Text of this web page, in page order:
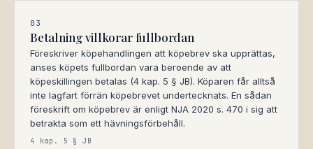
03
Betalning villkorar fullbordan
Föreskriver köpehandlingen att köpebrev ska upprättas,
anses köpets fullbordan vara beroende av att
köpeskillingen betalas (4 kap. 5 § JB). Köparen får alltså
inte lagfart förrän köpebrevet undertecknats. En sådan
föreskrift om köpebrev är enligt NJA 2020 s. 470 i sig att
betrakta som ett hävningsförbehåll.
4 kap. 5 § JB